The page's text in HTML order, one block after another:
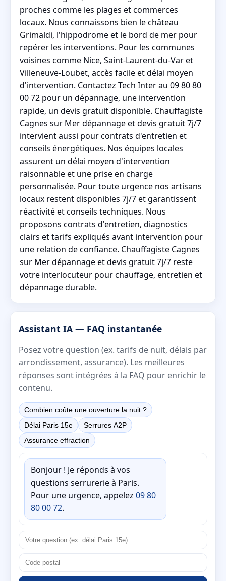
proches comme les plages et commerces
locaux. Nous connaissons bien le château
Grimaldi, l'hippodrome et le bord de mer pour
repérer les interventions. Pour les communes
voisines comme Nice, Saint-Laurent-du-Var et
Villeneuve-Loubet, accès facile et délai moyen
d'intervention. Contactez Tech Inter au 09 80 80
00 72 pour un dépannage, une intervention
rapide, un devis gratuit disponible. Chauffagiste
Cagnes sur Mer dépannage et devis gratuit 7j/7
intervient aussi pour contrats d'entretien et
conseils énergétiques. Nos équipes locales
assurent un délai moyen d'intervention
raisonnable et une prise en charge
personnalisée. Pour toute urgence nos artisans
locaux restent disponibles 7j/7 et garantissent
réactivité et conseils techniques. Nous
proposons contrats d'entretien, diagnostics
clairs et tarifs expliqués avant intervention pour
une relation de confiance. Chauffagiste Cagnes
sur Mer dépannage et devis gratuit 7j/7 reste
votre interlocuteur pour chauffage, entretien et
dépannage durable.
Assistant IA — FAQ instantanée
Posez votre question (ex. tarifs de nuit, délais par
arrondissement, assurance). Les meilleures
réponses sont intégrées à la FAQ pour enrichir le
contenu.
Combien coûte une ouverture la nuit ?
Délai Paris 15e
Serrures A2P
Assurance effraction
Bonjour ! Je réponds à vos
questions serrurerie à Paris.
Pour une urgence, appelez 09 80
80 00 72.